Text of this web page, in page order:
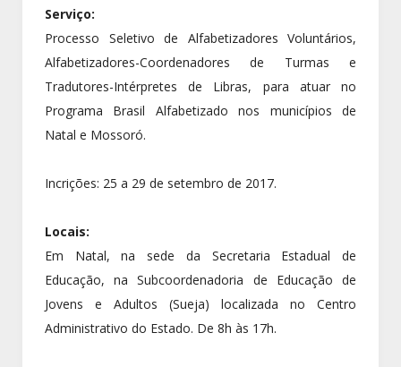
Serviço:
Processo Seletivo de Alfabetizadores Voluntários,
Alfabetizadores-Coordenadores de Turmas e
Tradutores-Intérpretes de Libras, para atuar no
Programa Brasil Alfabetizado nos municípios de
Natal e Mossoró.
Incrições: 25 a 29 de setembro de 2017.
Locais:
Em Natal, na sede da Secretaria Estadual de
Educação, na Subcoordenadoria de Educação de
Jovens e Adultos (Sueja) localizada no Centro
Administrativo do Estado. De 8h às 17h.